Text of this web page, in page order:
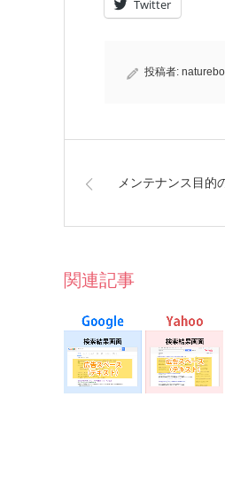
Twitter
投稿者:
メンテナンス目的
関連記事